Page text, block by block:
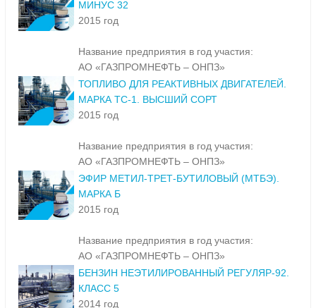
ТОПЛИВО ДИЗЕЛЬНОЕ ЗИМНЕЕ ДТ-З-К5
МИНУС 32
Название предприятия в год участия:
АО «ГАЗПРОМНЕФТЬ – ОНПЗ»
ТОПЛИВО ДЛЯ РЕАКТИВНЫХ ДВИГАТЕЛЕЙ.
МАРКА ТС-1. ВЫСШИЙ СОРТ
Название предприятия в год участия:
АО «ГАЗПРОМНЕФТЬ – ОНПЗ»
ЭФИР МЕТИЛ-ТРЕТ-БУТИЛОВЫЙ (МТБЭ).
МАРКА Б
Название предприятия в год участия:
АО «ГАЗПРОМНЕФТЬ – ОНПЗ»
БЕНЗИН НЕЭТИЛИРОВАННЫЙ РЕГУЛЯР-92.